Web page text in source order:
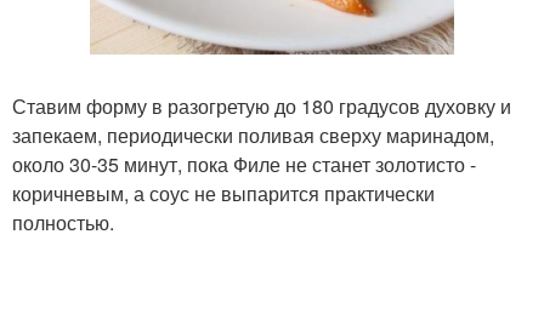
Ставим форму в разогретую до 180 градусов духовку и
запекаем, периодически поливая сверху маринадом,
около 30-35 минут, пока Филе не станет золотисто -
коричневым, а соус не выпарится практически
полностью.